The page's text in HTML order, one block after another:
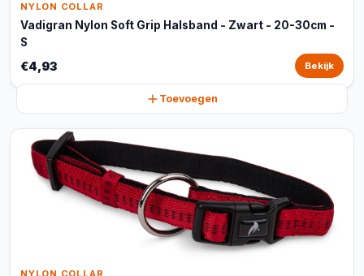
NYLON COLLAR
Vadigran Nylon Soft Grip Halsband - Zwart - 20-30cm -
S
€4,93 Bekijk
Toevoegen
NYLON COLLAR